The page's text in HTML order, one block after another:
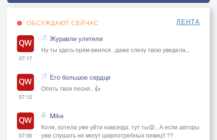
ОБСУЖДАЮТ СЕЙЧАС ЛЕНТА
07:17
Журавли улетели
Ну ты здесь прям вжился ..даже слезу твою увидела...
07:12
Его большое сердце
Опять твоя песня.. 👍
07:06
Mike
Коля, хотела уже уйти навсегда, тут ты😜.. А если авторы
уже слушать не могут ширпотребных певиц!! ??